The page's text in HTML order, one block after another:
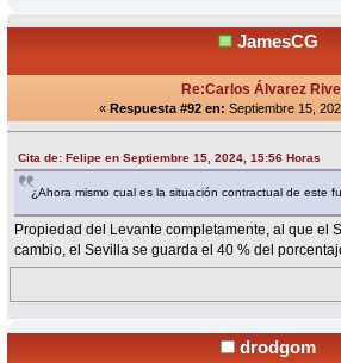
JamesCG
Re:Carlos Álvarez
« Respuesta #92 en: Septiembre 15,
Cita de: Felipe en Septiembre 15, 2024, 15:56 Horas
¿Ahora mismo cual es la situación contractual de este
Propiedad del Levante completamente, al que el
cambio, el Sevilla se guarda el 40 % del
drodgom